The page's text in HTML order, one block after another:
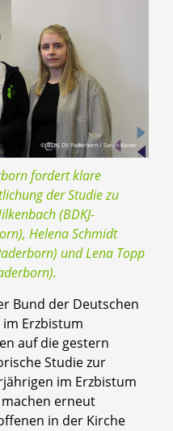
© BDKJ DV Paderborn / Sarah Kaiser
fordert klare
der Studie zu
(BDKJ-
Helena Schmidt
und Lena Topp
Bund der Deutschen
im Erzbistum
auf die gestern
Studie zur
im Erzbistum
erneut
in der Kirche